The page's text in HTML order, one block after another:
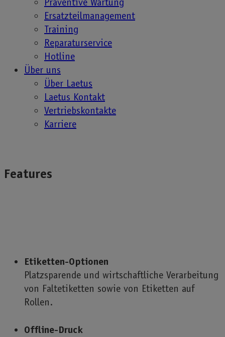
Ersatzteilmanagement
Training
Reparaturservice
Hotline
Über uns
Über Laetus
Laetus Kontakt
Vertriebskontakte
Karriere
Datenaustausch mit einer übergeordneten
IT-Architektur.
Features
Etiketten-Optionen
Platzsparende und wirtschaftliche Verarbeitung
von Faltetiketten sowie von Etiketten auf
Rollen.
Offline-Druck